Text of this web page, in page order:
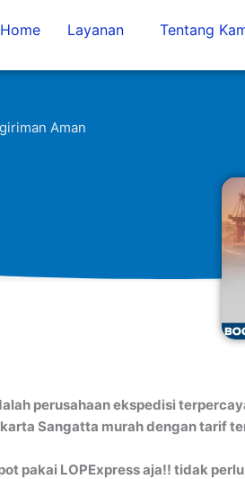
Home Layanan Tentang
Aman
perusahaan ekspedisi
Sangatta murah dengan tarif
pakai LOPExpress aja!! tidak